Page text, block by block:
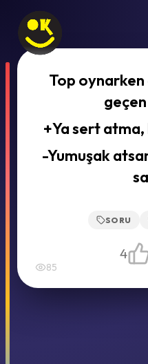
Top oynarken
+Ya sert
-Yumuşak
SORU
85
4